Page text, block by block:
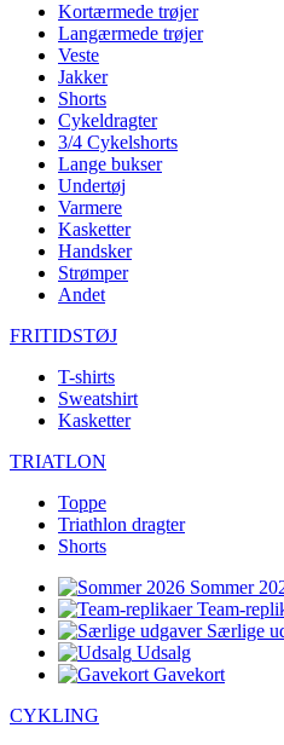
Kortærmede trøjer
Langærmede trøjer
Veste
Jakker
Shorts
Cykeldragter
3/4 Cykelshorts
Lange bukser
Undertøj
Varmere
Kasketter
Handsker
Strømper
Andet
FRITIDSTØJ
T-shirts
Sweatshirt
Kasketter
TRIATLON
Toppe
Triathlon dragter
Shorts
Sommer
Team-
Særlige
Udsalg
Gavekort
CYKLING